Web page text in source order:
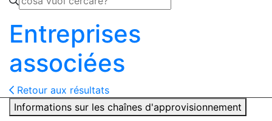
Entreprises
associées
Retour aux résultats
Informations sur les chaînes d'approvisionnement